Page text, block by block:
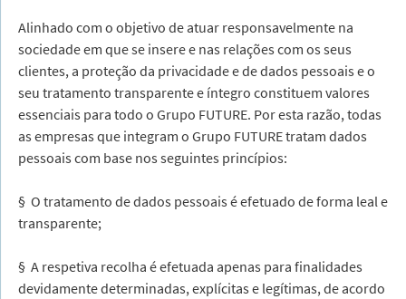
Alinhado com o objetivo de atuar responsavelmente na
sociedade em que se insere e nas relações com os seus
clientes, a proteção da privacidade e de dados pessoais e o
seu tratamento transparente e íntegro constituem valores
essenciais para todo o Grupo FUTURE. Por esta razão, todas
as empresas que integram o Grupo FUTURE tratam dados
pessoais com base nos seguintes princípios:
§ O tratamento de dados pessoais é efetuado de forma leal e
transparente;
§ A respetiva recolha é efetuada apenas para finalidades
devidamente determinadas, explícitas e legítimas, de acordo